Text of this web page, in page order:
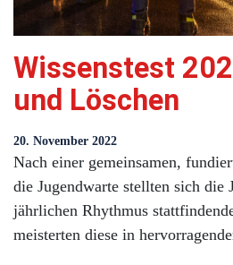
Wissenstest
und Löschen
20. November 2022
Nach einer gemeinsamen,
die Jugendwarte stellten sich die
jährlichen Rhythmus
meisterten diese in